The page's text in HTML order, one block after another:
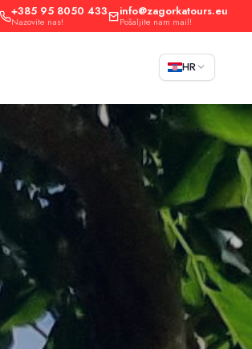
+385 95 8050 433
Nazovite nas!
info@zagorkatours.eu
Pošaljite nam mail!
HR